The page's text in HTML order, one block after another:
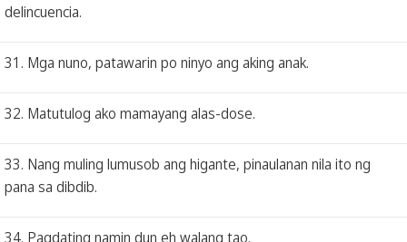
delincuencia.
31. Mga nuno, patawarin po ninyo ang aking anak.
32. Matutulog ako mamayang alas-dose.
33. Nang muling lumusob ang higante, pinaulanan nila ito ng
pana sa dibdib.
34. Pagdating namin dun eh walang tao.